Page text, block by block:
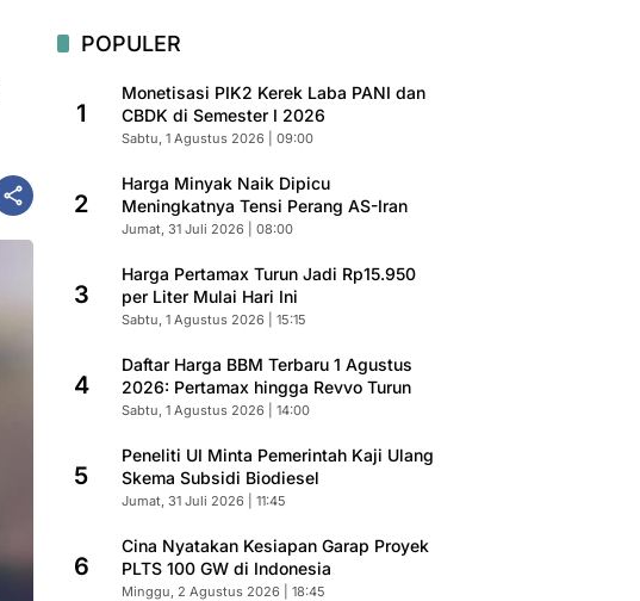
POPULER
1
Monetisasi PIK2 Kerek Laba PANI dan
CBDK di Semester I 2026
Sabtu, 1 Agustus 2026 | 09:00
2
Harga Minyak Naik Dipicu
Meningkatnya Tensi Perang AS-Iran
Jumat, 31 Juli 2026 | 08:00
3
Harga Pertamax Turun Jadi Rp15.950
per Liter Mulai Hari Ini
Sabtu, 1 Agustus 2026 | 15:15
4
Daftar Harga BBM Terbaru 1 Agustus
2026: Pertamax hingga Revvo Turun
Sabtu, 1 Agustus 2026 | 14:00
5
Peneliti UI Minta Pemerintah Kaji Ulang
Skema Subsidi Biodiesel
Jumat, 31 Juli 2026 | 11:45
6
Cina Nyatakan Kesiapan Garap Proyek
PLTS 100 GW di Indonesia
Minggu, 2 Agustus 2026 | 18:45